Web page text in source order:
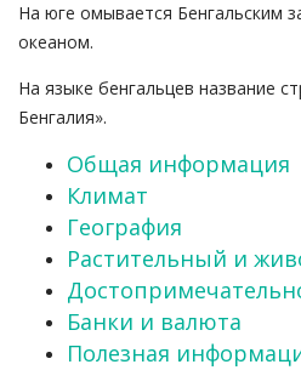
На юге омывается Бенгальским
океаном.
На языке бенгальцев название
Бенгалия».
Общая информация
Климат
География
Растительный и
Банки и валюта
Полезная